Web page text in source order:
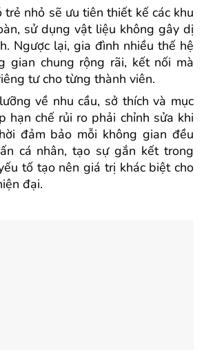
trẻ nhỏ sẽ ưu tiên thiết kế các khu
sử dụng vật liệu không gây dị
Ngược lại, gia đình nhiều thế hệ
gian chung rộng rãi, kết nối mà
tư cho từng thành viên.
về nhu cầu, sở thích và mục
hạn chế rủi ro phải chỉnh sửa khi
đảm bảo mỗi không gian đều
cá nhân, tạo sự gắn kết trong
tố tạo nên giá trị khác biệt cho
đại.